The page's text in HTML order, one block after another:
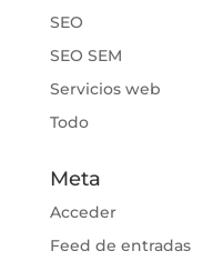
SEO
SEO SEM
Servicios web
Todo
Meta
Acceder
Feed de entradas